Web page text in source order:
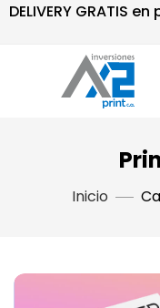
DELIVERY GRATIS
Inicio